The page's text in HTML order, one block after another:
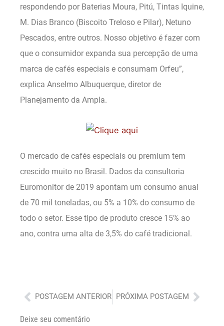
respondendo por Baterias Moura, Pitú, Tintas Iquine,
M. Dias Branco (Biscoito Treloso e Pilar), Netuno
Pescados, entre outros. Nosso objetivo é fazer com
que o consumidor expanda sua percepção de uma
marca de cafés especiais e consumam Orfeu”,
explica Anselmo Albuquerque, diretor de
Planejamento da Ampla.
O mercado de cafés especiais ou premium tem
crescido muito no Brasil. Dados da consultoria
Euromonitor de 2019 apontam um consumo anual
de 70 mil toneladas, ou 5% a 10% do consumo de
todo o setor. Esse tipo de produto cresce 15% ao
ano, contra uma alta de 3,5% do café tradicional.
Anterior
POSTAGEM ANTERIOR PRÓXIMA POSTAGEM
Deixe seu comentário